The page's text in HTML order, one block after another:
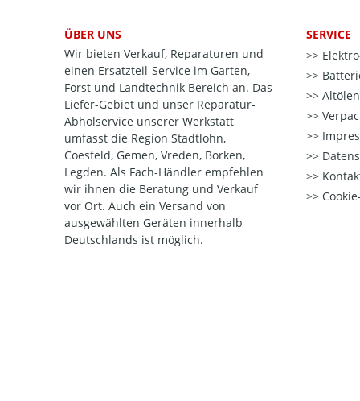
ÜBER UNS
Wir bieten Verkauf, Reparaturen und
einen Ersatzteil-Service im Garten,
Forst und Landtechnik Bereich an. Das
Liefer-Gebiet und unser Reparatur-
Abholservice unserer Werkstatt
umfasst die Region Stadtlohn,
Coesfeld, Gemen, Vreden, Borken,
Legden. Als Fach-Händler empfehlen
wir ihnen die Beratung und Verkauf
vor Ort. Auch ein Versand von
ausgewählten Geräten innerhalb
Deutschlands ist möglich.
SERVICE